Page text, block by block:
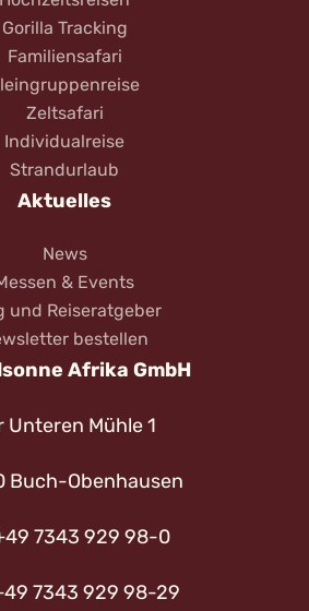
Gorilla Tracking
Familiensafari
Zeltsafari
Individualreise
Strandurlaub
Aktuelles
News
& Events
und Reiseratgeber
bestellen
Afrika GmbH
Unteren Mühle 1
Buch-Obenhausen
7343 929 98-0
7343 929 98-29